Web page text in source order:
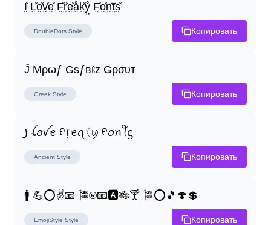
I̤̊ L̤̊o̤̊v̤̊e̤̊ F̤̊r̤̊e̤̊å̤k̤̊ẙ̤ F̤̊o̤̊n̤̊t̤̊s̤̊
DoubleDots Style Копировать
Ĵ Μρωƒ Ǥѕƒвℓz Ǥρσυт
Greek Style Копировать
꠸ ꪶꪮꪜꫀ ᠻ᥅ꫀꪖᛕꪗ ᠻꪮꪀꪻᦓ
Ancient Style Копировать
🚹 💪⭕✌📧 🎏®📧🅰🎋🍸 🎏⭕🎵🍄💲
EmojiStyle Style Копировать